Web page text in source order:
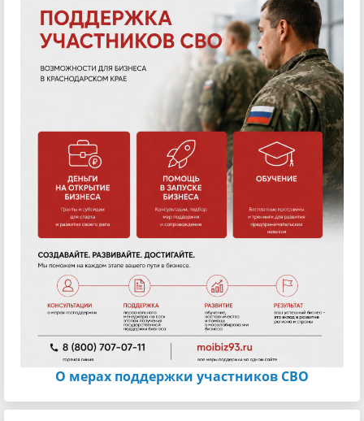
О мерах поддержки участников СВО